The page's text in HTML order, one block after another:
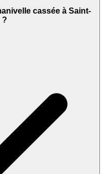
cassée à Saint-
?